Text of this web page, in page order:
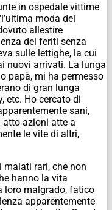
in ospedale vittime
moda del
allestire
dei feriti senza
sulle lettighe, la cui
nuovi arrivati. La lunga
papà, mi ha permesso
di gran lunga
etc. Ho cercato di
sani,
azioni atte a
le vite di altri,
malati rari, che non
hanno la vita
loro malgrado, fatico
apparentemente